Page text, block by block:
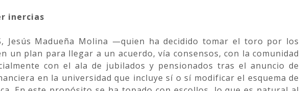
inercias
Jesús Madueña Molina —quien ha decidido tomar el toro por los
un plan para llegar a un acuerdo, vía consensos, con la comunidad
con el ala de jubilados y pensionados tras el anuncio de
en la universidad que incluye sí o sí modificar el esquema de